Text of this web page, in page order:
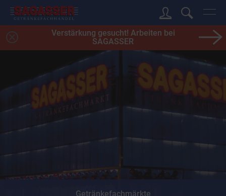
Verstärkung gesucht! Arbeiten bei
SAGASSER
Getränkefachmärkte